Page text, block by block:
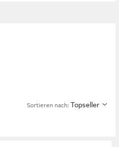
Sortieren nach: Topseller